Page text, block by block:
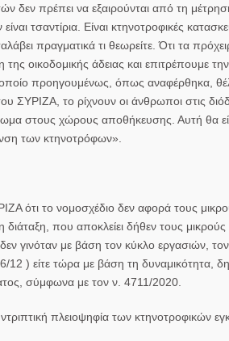
δεν πρέπει να εξαιρούνται από τη
τσαντίρια. Είναι κτηνοτροφικές
πραγματικά τι θεωρείτε. Ότι τα
οικοδομικής άδειας και επιτρέπουμε
προηγουμένως, όπως αναφέρθηκα,
ΣΥΡΙΖΑ, το ρίχνουν οι άνθρωποι στις
στους χώρους αποθήκευσης. Αυτή θα
των κτηνοτρόφων».
ότι το νομοσχέδιο δεν αφορά τους
διάταξη, που αποκλείει δήθεν τους
γινόταν με βάση τον κύκλο εργασιών,
12 ) είτε τώρα με βάση τη δυναμικότητα,
σύμφωνα με τον ν. 4711/2020.
πλειοψηφία των κτηνοτροφικών